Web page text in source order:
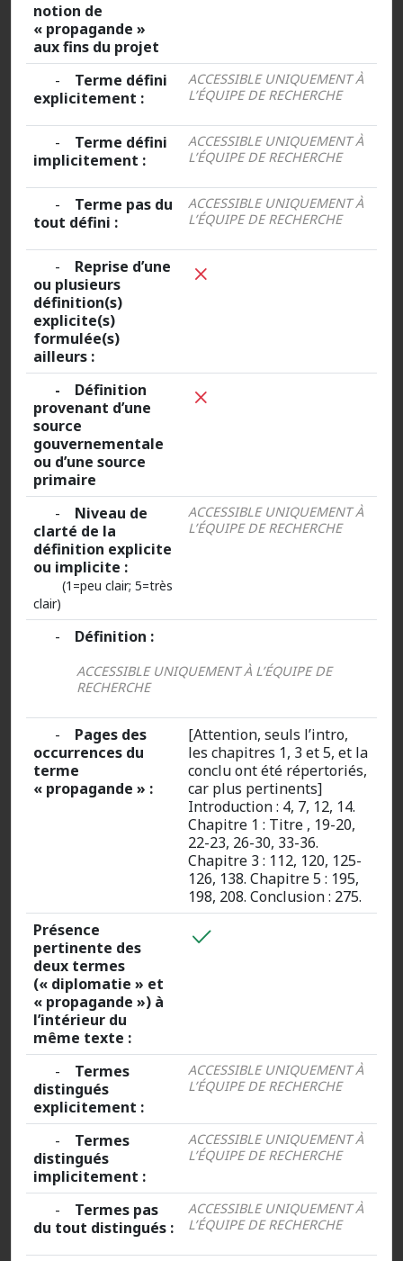
notion de
« propagande »
aux fins du projet
- Terme défini
explicitement :
ACCESSIBLE UNIQUEMENT À
L’ÉQUIPE DE RECHERCHE
- Terme défini
implicitement :
ACCESSIBLE UNIQUEMENT À
L’ÉQUIPE DE RECHERCHE
- Terme pas du
tout défini :
ACCESSIBLE UNIQUEMENT À
L’ÉQUIPE DE RECHERCHE
- Reprise d’une
ou plusieurs
définition(s)
explicite(s)
formulée(s)
ailleurs :
- Définition
provenant d’une
source
gouvernementale
ou d’une source
primaire
- Niveau de
clarté de la
définition explicite
ou implicite :
(1=peu clair; 5=très
clair)
ACCESSIBLE UNIQUEMENT À
L’ÉQUIPE DE RECHERCHE
- Définition :
ACCESSIBLE UNIQUEMENT À L’ÉQUIPE DE
RECHERCHE
- Pages des
occurrences du
terme
« propagande » :
[Attention, seuls l’intro,
les chapitres 1, 3 et 5, et la
conclu ont été répertoriés,
car plus pertinents]
Introduction : 4, 7, 12, 14.
Chapitre 1 : Titre , 19-20,
22-23, 26-30, 33-36.
Chapitre 3 : 112, 120, 125-
126, 138. Chapitre 5 : 195,
198, 208. Conclusion : 275.
Présence
pertinente des
deux termes
(« diplomatie » et
« propagande ») à
l’intérieur du
même texte :
- Termes
distingués
explicitement :
ACCESSIBLE UNIQUEMENT À
L’ÉQUIPE DE RECHERCHE
- Termes
distingués
implicitement :
ACCESSIBLE UNIQUEMENT À
L’ÉQUIPE DE RECHERCHE
- Termes pas
du tout distingués :
ACCESSIBLE UNIQUEMENT À
L’ÉQUIPE DE RECHERCHE